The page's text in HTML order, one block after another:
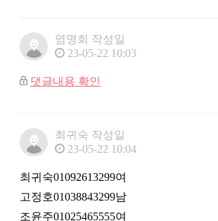
염명희 작성일
23-05-22 10:03
댓글내용 확인
최귀숙 작성일
23-05-22 10:04
최귀숙01092613299여
고정호01038843299남
조윤주01025465555여